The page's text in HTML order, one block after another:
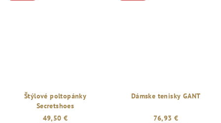
Štýlové poltopánky
Secretshoes
49,50 €
Dámske tenisky GANT
76,93 €